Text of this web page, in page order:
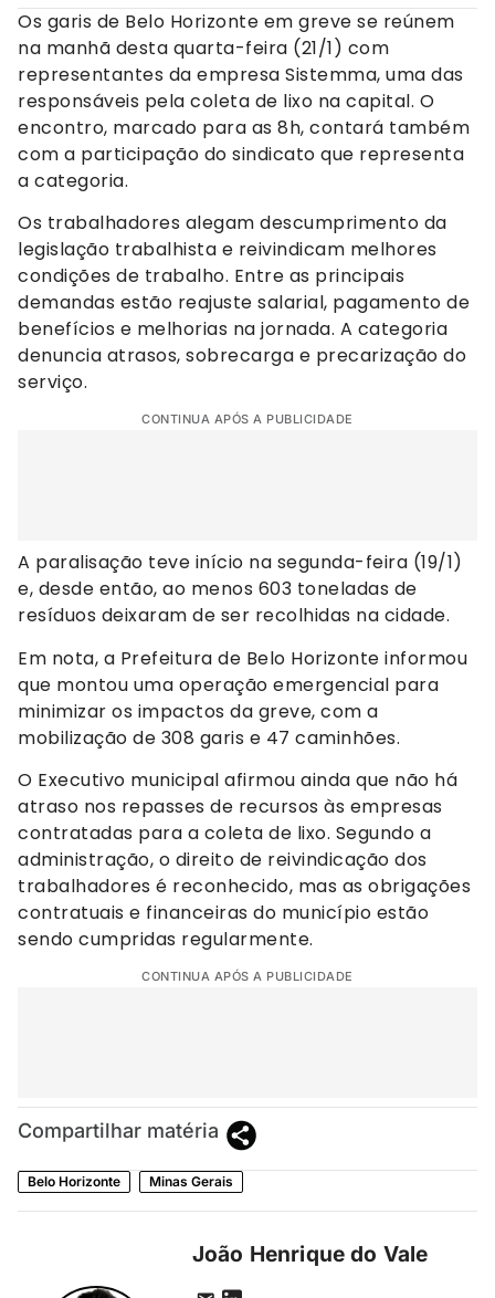
Os garis de Belo Horizonte em greve se reúnem
na manhã desta quarta-feira (21/1) com
representantes da empresa Sistemma, uma das
responsáveis pela coleta de lixo na capital. O
encontro, marcado para as 8h, contará também
com a participação do sindicato que representa
a categoria.
Os trabalhadores alegam descumprimento da
legislação trabalhista e reivindicam melhores
condições de trabalho. Entre as principais
demandas estão reajuste salarial, pagamento de
benefícios e melhorias na jornada. A categoria
denuncia atrasos, sobrecarga e precarização do
serviço.
CONTINUA APÓS A PUBLICIDADE
A paralisação teve início na segunda-feira (19/1)
e, desde então, ao menos 603 toneladas de
resíduos deixaram de ser recolhidas na cidade.
Em nota, a Prefeitura de Belo Horizonte informou
que montou uma operação emergencial para
minimizar os impactos da greve, com a
mobilização de 308 garis e 47 caminhões.
O Executivo municipal afirmou ainda que não há
atraso nos repasses de recursos às empresas
contratadas para a coleta de lixo. Segundo a
administração, o direito de reivindicação dos
trabalhadores é reconhecido, mas as obrigações
contratuais e financeiras do município estão
sendo cumpridas regularmente.
CONTINUA APÓS A PUBLICIDADE
Compartilhar matéria
Belo Horizonte Minas Gerais
João Henrique do Vale